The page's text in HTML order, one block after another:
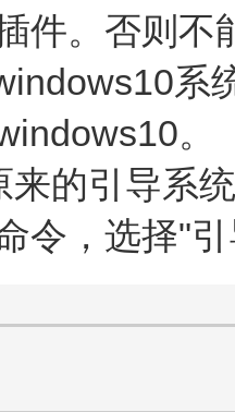
件。否则不
系
。
来的引导系
令，选择"